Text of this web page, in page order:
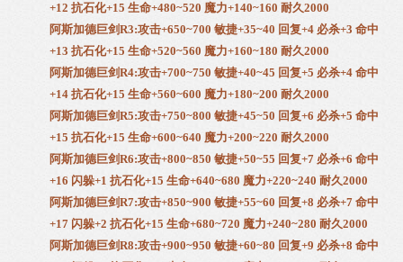
+12 抗石化+15 生命+480~520 魔力+140~160 耐久2000
阿斯加德巨剑R3:攻击+650~700 敏捷+35~40 回复+4 必杀+3 命中
+13 抗石化+15 生命+520~560 魔力+160~180 耐久2000
阿斯加德巨剑R4:攻击+700~750 敏捷+40~45 回复+5 必杀+4 命中
+14 抗石化+15 生命+560~600 魔力+180~200 耐久2000
阿斯加德巨剑R5:攻击+750~800 敏捷+45~50 回复+6 必杀+5 命中
+15 抗石化+15 生命+600~640 魔力+200~220 耐久2000
阿斯加德巨剑R6:攻击+800~850 敏捷+50~55 回复+7 必杀+6 命中
+16 闪躲+1 抗石化+15 生命+640~680 魔力+220~240 耐久2000
阿斯加德巨剑R7:攻击+850~900 敏捷+55~60 回复+8 必杀+7 命中
+17 闪躲+2 抗石化+15 生命+680~720 魔力+240~280 耐久2000
阿斯加德巨剑R8:攻击+900~950 敏捷+60~80 回复+9 必杀+8 命中